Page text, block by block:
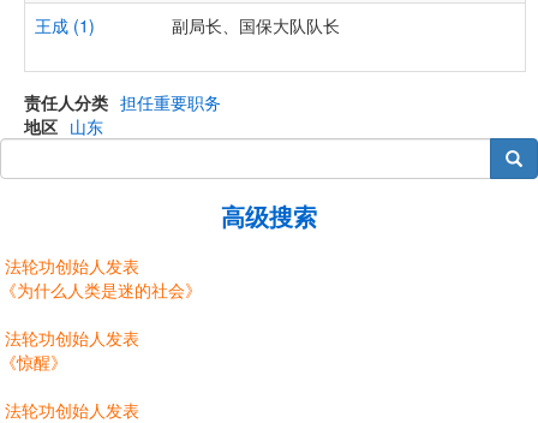
王成 (1)
副局长、国保大队队长
责任人分类 担任重要职务
地区 山东
搜索
高级搜索
法轮功创始人发表
《为什么人类是迷的社会》
法轮功创始人发表
《惊醒》
法轮功创始人发表